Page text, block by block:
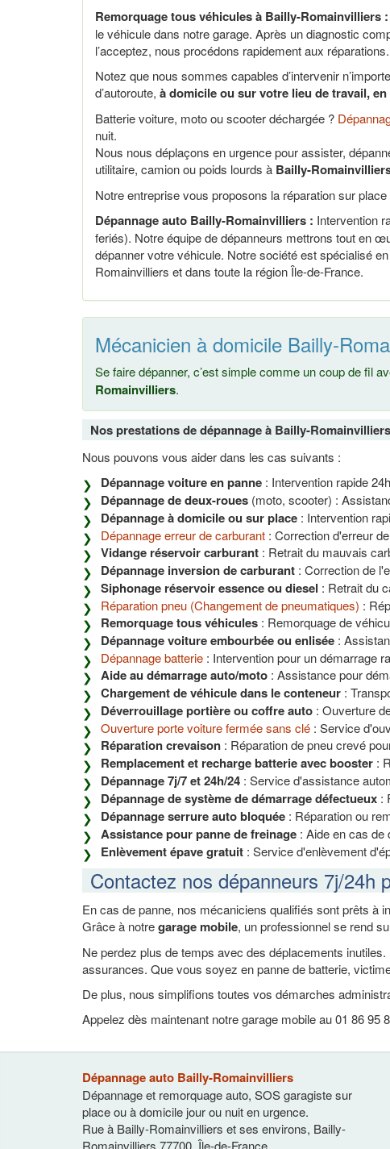
Remorquage tous véhicules à Bailly-Romainvilliers :
le véhicule dans notre garage. Après un diagnostic
l’acceptez, nous procédons rapidement aux réparations.
Notez que nous sommes capables d’intervenir
d’autoroute, à domicile ou sur votre lieu de travail,
Batterie voiture, moto ou scooter déchargée ?
nuit.
Nous nous déplaçons en urgence pour assister,
utilitaire, camion ou poids lourds à Bailly-
Notre entreprise vous proposons la réparation sur
Dépannage auto Bailly-Romainvilliers : Intervention
feriés). Notre équipe de dépanneurs mettrons tout en
dépanner votre véhicule. Notre société est spécialisé
Romainvilliers et dans toute la région Île-de-France.
Mécanicien à domicile Bailly-
Se faire dépanner, c’est simple comme un coup de fil
Romainvilliers.
Nos prestations de dépannage à Bailly-
Nous pouvons vous aider dans les cas suivants :
Dépannage voiture en panne : Intervention rapide
Dépannage de deux-roues (moto, scooter) :
Dépannage à domicile ou sur place : Intervention
Dépannage erreur de carburant : Correction d'erreur
Vidange réservoir carburant : Retrait du mauvais
Dépannage inversion de carburant : Correction de
Siphonage réservoir essence ou diesel : Retrait du
Réparation pneu (Changement de pneumatiques) :
Remorquage tous véhicules : Remorquage de
Dépannage voiture embourbée ou enlisée :
Dépannage batterie : Intervention pour un démarrage
Aide au démarrage auto/moto : Assistance pour
Chargement de véhicule dans le conteneur :
Déverrouillage portière ou coffre auto : Ouverture
Ouverture porte voiture fermée sans clé : Service
Réparation crevaison : Réparation de pneu crevé
Remplacement et recharge batterie avec booster :
Dépannage 7j/7 et 24h/24 : Service d'assistance
Dépannage de système de démarrage défectueux :
Dépannage serrure auto bloquée : Réparation ou
Assistance pour panne de freinage : Aide en cas de
Enlèvement épave gratuit : Service d'enlèvement
Contactez nos dépanneurs 7j/24h
En cas de panne, nos mécaniciens qualifiés sont prêts à
Grâce à notregarage mobile, un professionnel se rend
Ne perdez plus de temps avec des déplacements
assurances. Que vous soyez en panne de batterie,
De plus, nous simplifions toutes vos démarches
Appelez dès maintenant notre garage mobile au 01 86
Dépannage auto Bailly-Romainvilliers
Dépannage et remorquage auto, SOS garagiste sur
place ou à domicile jour ou nuit en urgence.
Rue à Bailly-Romainvilliers et ses environs, Bailly-
Romainvilliers 77700 Île-de-France